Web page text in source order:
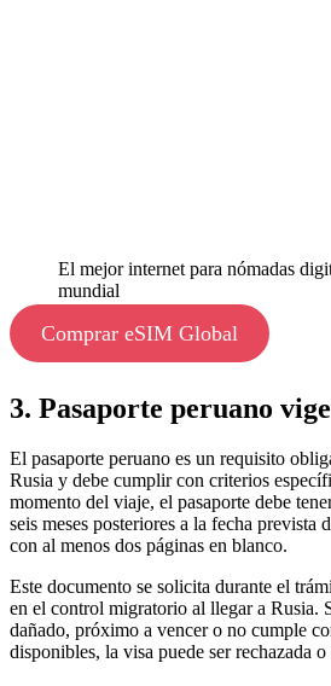
El mejor internet para nómadas
mundial
Comprar eSIM Global
3. Pasaporte peruano
El pasaporte peruano es un requisito
Rusia y debe cumplir con criterios
momento del viaje, el pasaporte debe
seis meses posteriores a la fecha prevista
con al menos dos páginas en blanco.
Este documento se solicita durante el
en el control migratorio al llegar a Rusia.
dañado, próximo a vencer o no cumple
disponibles, la visa puede ser rechazada